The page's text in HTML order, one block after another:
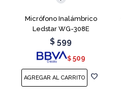
Micrófono Inalámbrico
Ledstar WG-308E
$ 599
$ 509